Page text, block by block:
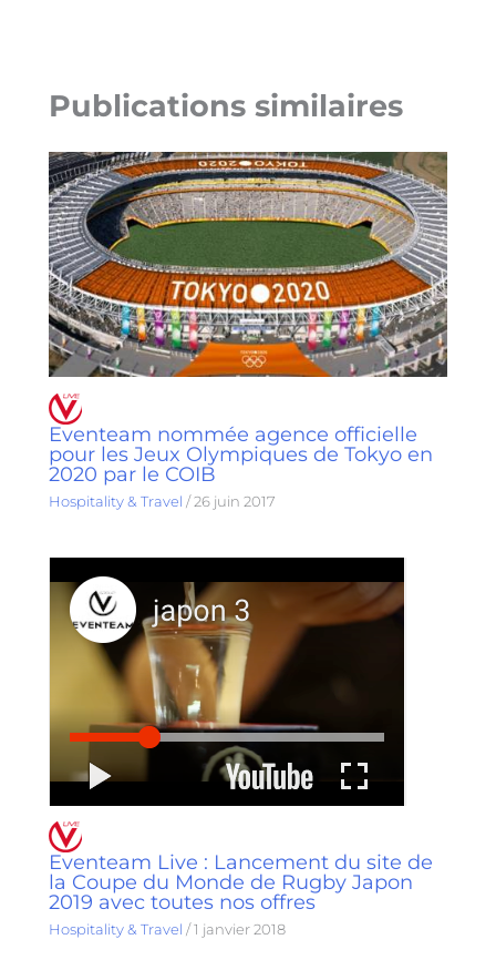
Publications similaires
Eventeam nommée agence officielle
pour les Jeux Olympiques de Tokyo en
2020 par le COIB
Hospitality & Travel /26 juin 2017
Eventeam Live : Lancement du site de
la Coupe du Monde de Rugby Japon
2019 avec toutes nos offres
Hospitality & Travel /1 janvier 2018